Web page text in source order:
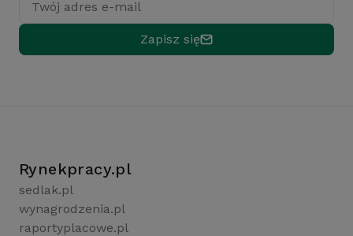
Twój adres e-mail
Zapisz się
Rynekpracy.pl
sedlak.pl
wynagrodzenia.pl
raportyplacowe.pl